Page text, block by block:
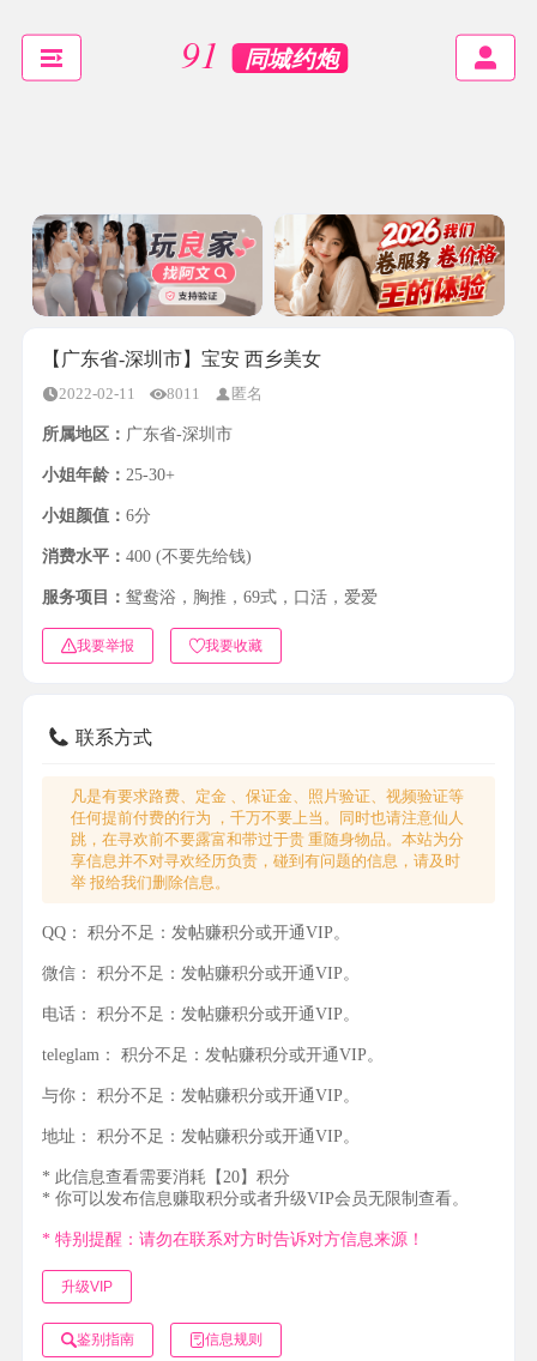
【广东省-深圳市】宝安 西乡美女
2022-02-11 8011 匿名
所属地区： 广东省-深圳市
小姐年龄： 25-30+
小姐颜值： 6分
消费水平： 400 (不要先给钱)
服务项目： 鸳鸯浴，胸推，69式，口活，爱爱
我要举报 我要收藏
联系方式
凡是有要求路费、定金 、保证金、照片验证、视频验证等
任何提前付费的行为 ，千万不要上当。同时也请注意仙人
跳，在寻欢前不要露富和带过于贵 重随身物品。本站为分
享信息并不对寻欢经历负责，碰到有问题的信息，请及时
举 报给我们删除信息。
QQ： 积分不足：发帖赚积分或开通VIP。
微信： 积分不足：发帖赚积分或开通VIP。
电话： 积分不足：发帖赚积分或开通VIP。
teleglam： 积分不足：发帖赚积分或开通VIP。
与你： 积分不足：发帖赚积分或开通VIP。
地址： 积分不足：发帖赚积分或开通VIP。
* 此信息查看需要消耗【20】积分
* 你可以发布信息赚取积分或者升级VIP会员无限制查看。
* 特别提醒：请勿在联系对方时告诉对方信息来源！
升级VIP
鉴别指南 信息规则